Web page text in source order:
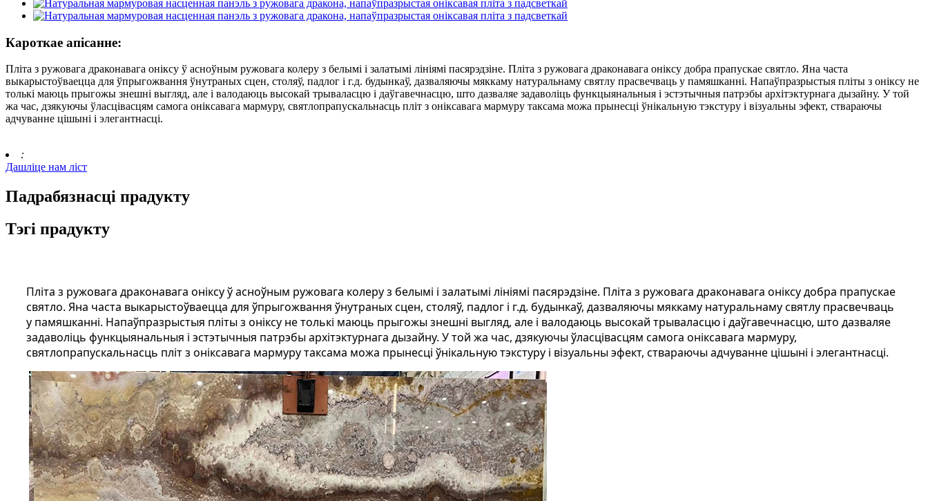
Кароткае апісанне:
Пліта з ружовага драконавага оніксу ў асноўным ружовага колеру з белымі і залатымі лініямі пасярэдзіне. Пліта з ружовага драконавага оніксу добра прапускае святло. Яна часта
выкарыстоўваецца для ўпрыгожвання ўнутраных сцен, столяў, падлог і г.д. будынкаў, дазваляючы мяккаму натуральнаму святлу прасвечваць у памяшканні. Напаўпразрыстыя пліты з оніксу не
толькі маюць прыгожы знешні выгляд, але і валодаюць высокай трываласцю і даўгавечнасцю, што дазваляе задаволіць функцыянальныя і эстэтычныя патрэбы архітэктурнага дызайну. У той
жа час, дзякуючы ўласцівасцям самога оніксавага мармуру, святлопрапускальнасць пліт з оніксавага мармуру таксама можа прынесці ўнікальную тэкстуру і візуальны эфект, ствараючы
адчуванне цішыні і элегантнасці.
:
Дашліце нам ліст
Падрабязнасці прадукту
Тэгі прадукту
Пліта з ружовага драконавага оніксу ў асноўным ружовага колеру з белымі і залатымі лініямі пасярэдзіне. Пліта з ружовага драконавага оніксу добра прапускае
святло. Яна часта выкарыстоўваецца для ўпрыгожвання ўнутраных сцен, столяў, падлог і г.д. будынкаў, дазваляючы мяккаму натуральнаму святлу прасвечваць
у памяшканні. Напаўпразрыстыя пліты з оніксу не толькі маюць прыгожы знешні выгляд, але і валодаюць высокай трываласцю і даўгавечнасцю, што дазваляе
задаволіць функцыянальныя і эстэтычныя патрэбы архітэктурнага дызайну. У той жа час, дзякуючы ўласцівасцям самога оніксавага мармуру,
святлопрапускальнасць пліт з оніксавага мармуру таксама можа прынесці ўнікальную тэкстуру і візуальны эфект, ствараючы адчуванне цішыні і элегантнасці.